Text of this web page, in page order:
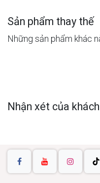
Sản phẩm thay thế
Những sản phẩm khác
Nhận xét của